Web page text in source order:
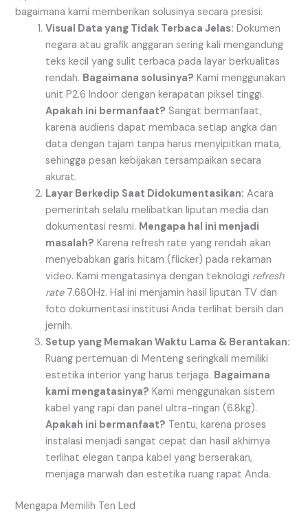
bagaimana kami memberikan solusinya secara presisi:
Visual Data yang Tidak Terbaca Jelas: Dokumen
negara atau grafik anggaran sering kali mengandung
teks kecil yang sulit terbaca pada layar berkualitas
rendah. Bagaimana solusinya? Kami menggunakan
unit P2.6 Indoor dengan kerapatan piksel tinggi.
Apakah ini bermanfaat? Sangat bermanfaat,
karena audiens dapat membaca setiap angka dan
data dengan tajam tanpa harus menyipitkan mata,
sehingga pesan kebijakan tersampaikan secara
akurat.
Layar Berkedip Saat Didokumentasikan: Acara
pemerintah selalu melibatkan liputan media dan
dokumentasi resmi. Mengapa hal ini menjadi
masalah? Karena refresh rate yang rendah akan
menyebabkan garis hitam (flicker) pada rekaman
video. Kami mengatasinya dengan teknologi refresh
rate7.680Hz. Hal ini menjamin hasil liputan TV dan
foto dokumentasi institusi Anda terlihat bersih dan
jernih.
Setup yang Memakan Waktu Lama & Berantakan:
Ruang pertemuan di Menteng seringkali memiliki
estetika interior yang harus terjaga. Bagaimana
kami mengatasinya? Kami menggunakan sistem
kabel yang rapi dan panel ultra-ringan (6.8kg).
Apakah ini bermanfaat? Tentu, karena proses
instalasi menjadi sangat cepat dan hasil akhirnya
terlihat elegan tanpa kabel yang berserakan,
menjaga marwah dan estetika ruang rapat Anda.
Mengapa Memilih Ten Led